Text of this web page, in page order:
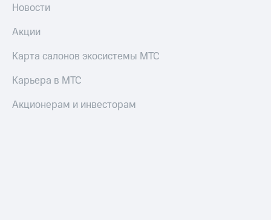
Новости
Акции
Карта салонов экосистемы МТС
Карьера в МТС
Акционерам и инвесторам